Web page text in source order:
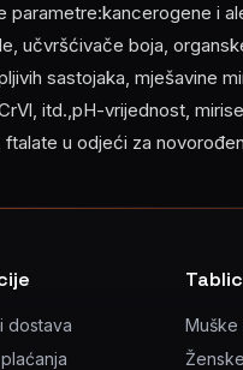
parametre:kancerogene i
učvršćivače boja,
sastojaka, mješavine
itd.,pH-vrijednost,
ftalate u odjeći za
dostava
Muške